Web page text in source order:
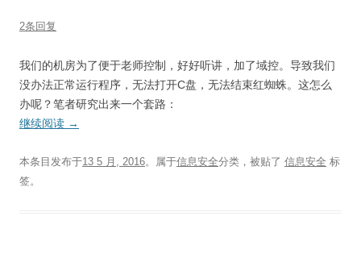
2条回复
我们的机房为了便于老师控制，好好听讲，加了域控。导致我们
没办法正常运行程序，无法打开C盘，无法结束红蜘蛛。这怎么
办呢？笔者研究出来一个套路：
继续阅读 →
本条目发布于13 5 月, 2016。属于信息安全分类，被贴了 信息安全 标
签。